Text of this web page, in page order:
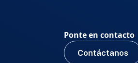
Ponte en contacto
Contáctanos